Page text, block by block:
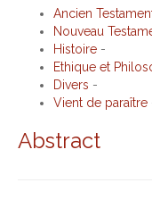
Ancien
Nouveau
Histoire -
Ethique et
Divers -
Vient de paraître
Abstract